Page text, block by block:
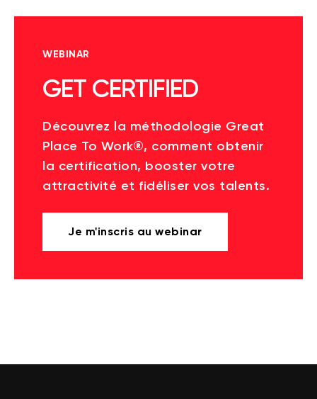
WEBINAR
GET CERTIFIED
Découvrez la méthodologie Great
Place To Work®, comment obtenir
la certification, booster votre
attractivité et fidéliser vos talents.
Je m'inscris au webinar